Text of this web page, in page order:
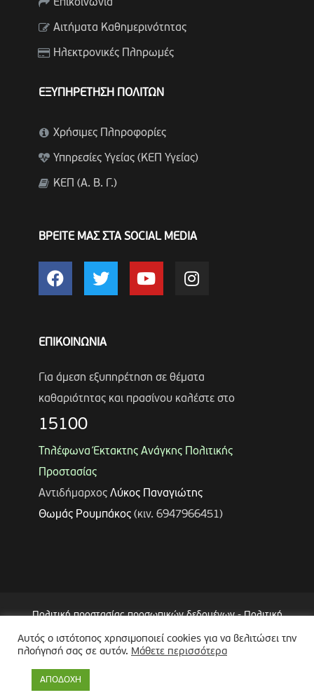
Επικοινωνία
Αιτήματα Καθημερινότητας
Ηλεκτρονικές Πληρωμές
ΕΞΥΠΗΡΕΤΗΣΗ ΠΟΛΙΤΩΝ
Χρήσιμες Πληροφορίες
Υπηρεσίες Υγείας (ΚΕΠ Υγείας)
ΚΕΠ (Α. Β. Γ.)
ΒΡΕΙΤΕ ΜΑΣ ΣΤΑ SOCIAL MEDIA
ΕΠΙΚΟΙΝΩΝΙΑ
Για άμεση εξυπηρέτηση σε θέματα
καθαριότητας και πρασίνου καλέστε στο
15100
Τηλέφωνα Έκτακτης Ανάγκης Πολιτικής
Προστασίας
Αντιδήμαρχος Λύκος Παναγιώτης
Θωμάς Ρουμπάκος(κιν. 6947966451)
Πολιτική προστασίας προσωπικών δεδομένων-Πολιτική
Επεξεργασίας Δεδομένων μέσω Συστήματος Βιντεοεπιτήρησης
(CCTV)-Δήλωση Προσβασιμότητας
Copyright © 2024 Δήμος Περιστερίου
Αυτός ο ιστότοπος χρησιμοποιεί cookies για να βελιτώσει την
πλοήγησή σας σε αυτόν. Μάθετε περισσότερα
ΑΠΟΔΟΧΗ